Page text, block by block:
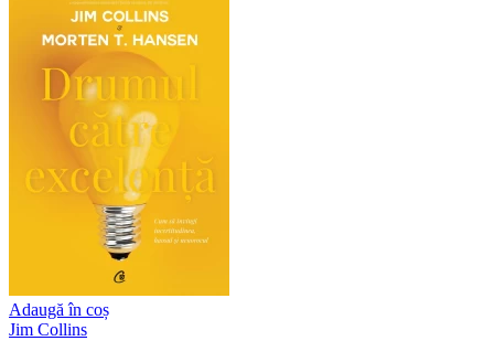
Adaugă în coș
Jim Collins